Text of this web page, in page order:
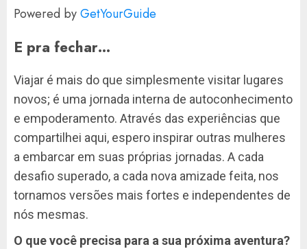
Powered byGetYourGuide
E pra fechar…
Viajar é mais do que simplesmente visitar lugares
novos; é uma jornada interna de autoconhecimento
e empoderamento. Através das experiências que
compartilhei aqui, espero inspirar outras mulheres
a embarcar em suas próprias jornadas. A cada
desafio superado, a cada nova amizade feita, nos
tornamos versões mais fortes e independentes de
nós mesmas.
O que você precisa para a sua próxima aventura?